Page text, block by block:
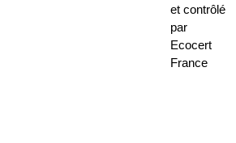
et contrôlé
par
Ecocert
France